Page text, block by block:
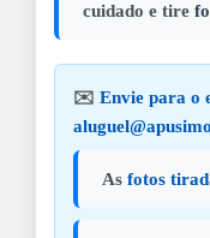
cuidado e tire
✉️ Envie para o
As fotos